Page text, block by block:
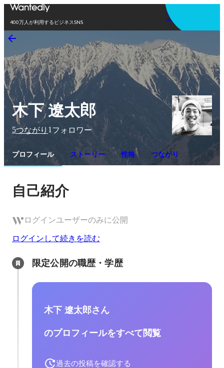
400万人が利用するビジネスSNS
アプリを使う
木下 遼太郎
5つながり 1 フォロワー
プロフィール ストーリー 性格 つながり
自己紹介
ログインユーザーのみに公開
ログインして続きを読む
限定公開の職歴・学歴
木下 遼太郎さん
のプロフィールをすべて閲覧
過去の投稿を確認する